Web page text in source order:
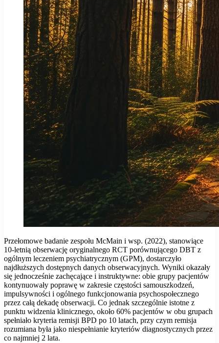
Przełomowe badanie zespołu McMain i wsp. (2022), stanowiące
10-letnią obserwację oryginalnego RCT porównującego DBT z
ogólnym leczeniem psychiatrycznym (GPM), dostarczyło
najdłuższych dostępnych danych obserwacyjnych. Wyniki okazały
się jednocześnie zachęcające i instruktywne: obie grupy pacjentów
kontynuowały poprawę w zakresie częstości samouszkodzeń,
impulsywności i ogólnego funkcjonowania psychospołecznego
przez całą dekadę obserwacji. Co jednak szczególnie istotne z
punktu widzenia klinicznego, około 60% pacjentów w obu grupach
spełniało kryteria remisji BPD po 10 latach, przy czym remisja
rozumiana była jako niespełnianie kryteriów diagnostycznych przez
co najmniej 2 lata.